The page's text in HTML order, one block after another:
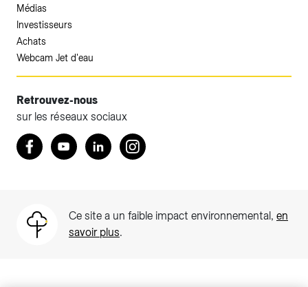
Médias
Investisseurs
Achats
Webcam Jet d'eau
Retrouvez-nous
sur les réseaux sociaux
Retrouvez nous sur Facebook
YoutubeLinkedInInstagram
Ce site a un faible impact environnemental, en
savoir plus.
Accéder à votre espace client SIG.
Votre espace client SIG n'est pas optimisé pour une
Particuliers)